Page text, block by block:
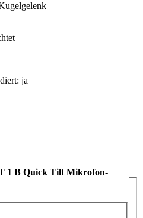
ja
1 B Quick Tilt Mikrofon-